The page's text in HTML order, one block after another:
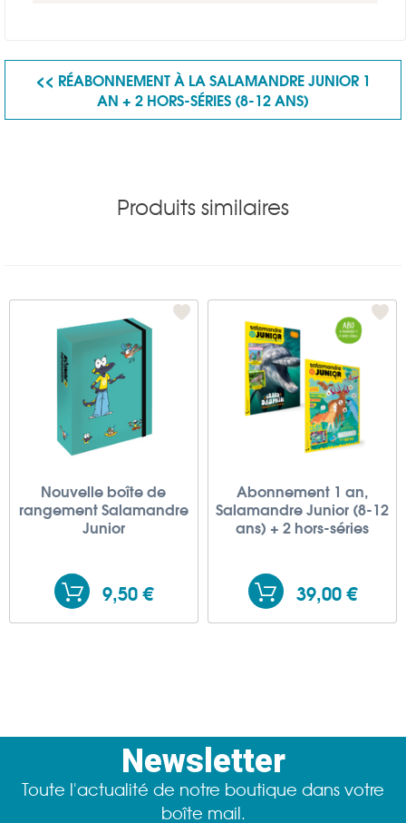
<< RÉABONNEMENT À LA SALAMANDRE JUNIOR 1
AN + 2 HORS-SÉRIES (8-12 ANS)
Produits similaires
Nouvelle boîte de
rangement Salamandre
Junior
9,50 €
Abonnement 1 an,
Salamandre Junior (8-12
ans) + 2 hors-séries
39,00 €
Newsletter
Toute l'actualité de notre boutique dans votre
boîte mail.